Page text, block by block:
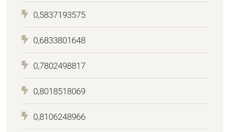
0,5837193575
0,6833801648
0,7802498817
0,8018518069
0,8106248966